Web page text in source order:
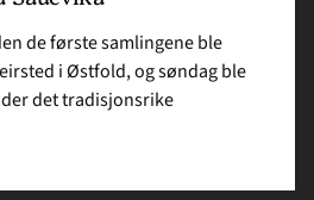
de første samlingene ble
i Østfold, og søndag ble
det tradisjonsrike